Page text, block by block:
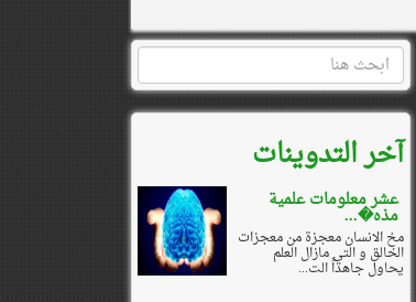
آخر التدوينات
عشر معلومات علمية
مذه�...
مخ الانسان معجزة من معجزات
الخالق و التي مازال العلم
يحاول جاهداً الت...